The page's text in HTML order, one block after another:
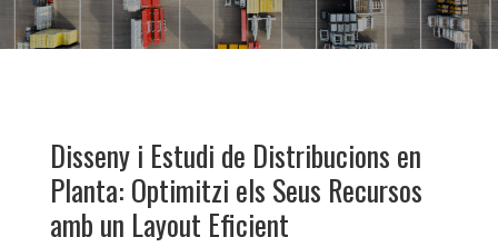
Disseny i Estudi de Distribucions en
Planta: Optimitzi els Seus Recursos
amb un Layout Eficient